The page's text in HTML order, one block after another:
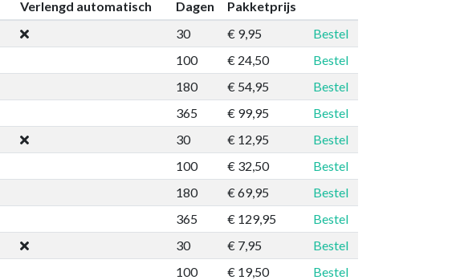
Verlengd automatisch Dagen
Pakketprijs
30 € 9,95
Bestel
100
€ 24,50
Bestel
180
€ 54,95
Bestel
365
€ 99,95
Bestel
30 € 12,95
Bestel
100
€ 32,50
Bestel
180
€ 69,95
Bestel
365
€ 129,95
Bestel
30 € 7,95
Bestel
100
€ 19,50
Bestel